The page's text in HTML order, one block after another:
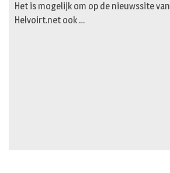
Het is mogelijk om op de nieuwssite van
Helvoirt.net ook …